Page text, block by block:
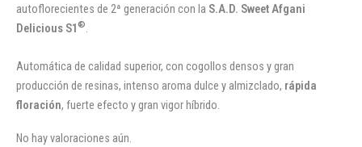
autoflorecientes de 2ª generación con la S.A.D. Sweet Afgani
Delicious S1®
Automática de calidad superior, con cogollos densos y gran
producción de resinas, intenso aroma dulce y almizclado, rápida
floración, fuerte efecto y gran vigor híbrido.
No hay valoraciones aún.